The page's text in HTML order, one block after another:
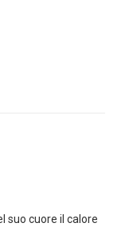
suo cuore il calore